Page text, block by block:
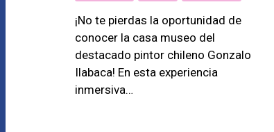
¡No te pierdas la oportunidad de
conocer la casa museo del
destacado pintor chileno Gonzalo
Ilabaca! En esta experiencia
inmersiva…